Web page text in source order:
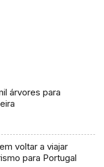
árvores para
voltar a viajar
para Portugal